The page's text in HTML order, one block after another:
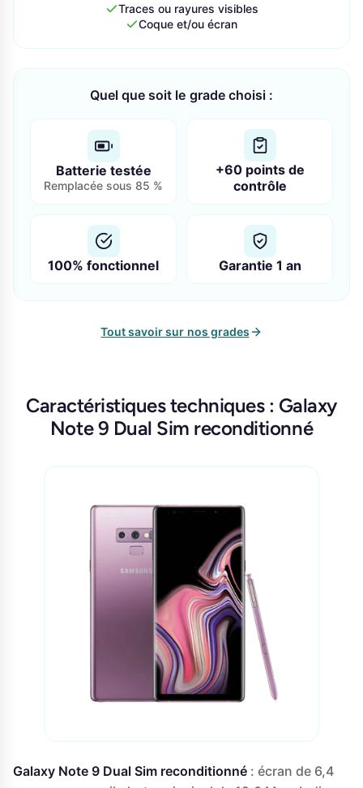
Traces ou rayures visibles
Coque et/ou écran
Quel que soit le grade choisi :
Batterie testée
Remplacée sous 85 %
+60 points de
contrôle
100% fonctionnel Garantie 1 an
Tout savoir sur nos grades
Caractéristiques techniques : Galaxy
Note 9 Dual Sim reconditionné
Galaxy Note 9 Dual Sim reconditionné : écran de 6,4